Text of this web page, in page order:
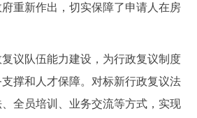
重新作出，切实保障了申请人在房
队伍能力建设，为行政复议制度
撑和人才保障。对标新行政复议法
全员培训、业务交流等方式，实现